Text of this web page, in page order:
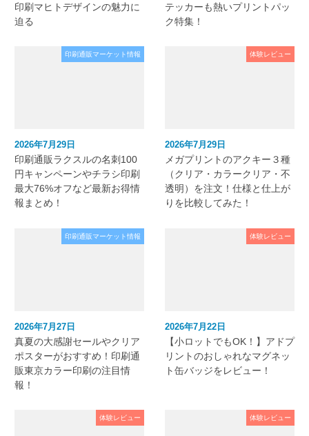
印刷マヒトデザインの魅力に
迫る
テッカーも熱いプリントパッ
ク特集！
印刷通販マーケット情報
2026年7月29日
印刷通販ラクスルの名刺100
円キャンペーンやチラシ印刷
最大76%オフなど最新お得情
報まとめ！
体験レビュー
2026年7月29日
メガプリントのアクキー３種
（クリア・カラークリア・不
透明）を注文！仕様と仕上が
りを比較してみた！
印刷通販マーケット情報
2026年7月27日
真夏の大感謝セールやクリア
ポスターがおすすめ！印刷通
販東京カラー印刷の注目情
報！
体験レビュー
2026年7月22日
【小ロットでもOK！】アドプ
リントのおしゃれなマグネッ
ト缶バッジをレビュー！
体験レビュー 体験レビュー